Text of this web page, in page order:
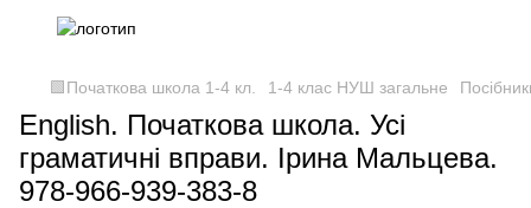
🟩Початкова школа 1-4 кл. 1-4 клас НУШ загальне
English. Початкова школа. Усі
граматичні вправи. Ірина Мальцева.
978-966-939-383-8